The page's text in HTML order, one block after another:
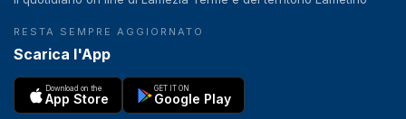
RESTA SEMPRE AGGIORNATO
Scarica l'App
Download on the
App Store
GET IT ON
Google Play